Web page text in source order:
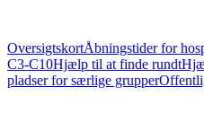
OversigtskortÅbningstider for
C3-C10Hjælp til at finde rundt
pladser for særlige grupper